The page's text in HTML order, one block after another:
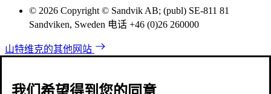
© 2026 Copyright © Sandvik AB; (publ) SE-811 81
Sandviken, Sweden 电话 +46 (0)26 260000
山特维克的其他网站
我们希望得到您的同意